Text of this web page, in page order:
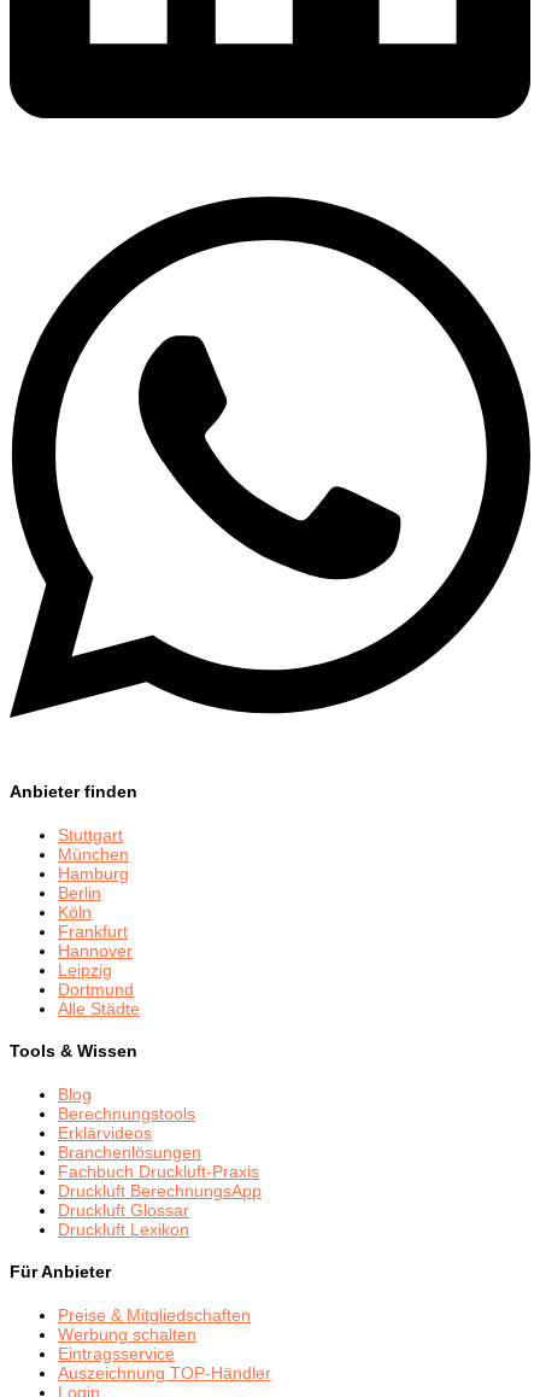
Anbieter finden
Stuttgart
München
Hamburg
Berlin
Köln
Frankfurt
Hannover
Leipzig
Dortmund
Alle Städte
Tools & Wissen
Blog
Berechnungstools
Erklärvideos
Branchenlösungen
Fachbuch Druckluft-Praxis
Druckluft BerechnungsApp
Druckluft Glossar
Druckluft Lexikon
Für Anbieter
Preise & Mitgliedschaften
Werbung schalten
Eintragsservice
Auszeichnung TOP-Händler
Login